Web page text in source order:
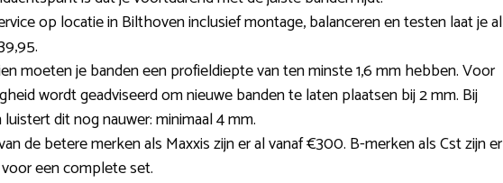
op locatie in Bilthoven inclusief montage, balanceren en testen laat je al
moeten je banden een profieldiepte van ten minste 1,6 mm hebben. Voor
wordt geadviseerd om nieuwe banden te laten plaatsen bij 2 mm. Bij
dit nog nauwer: minimaal 4 mm.
de betere merken als Maxxis zijn er al vanaf €300. B-merken als Cst zijn er
een complete set.